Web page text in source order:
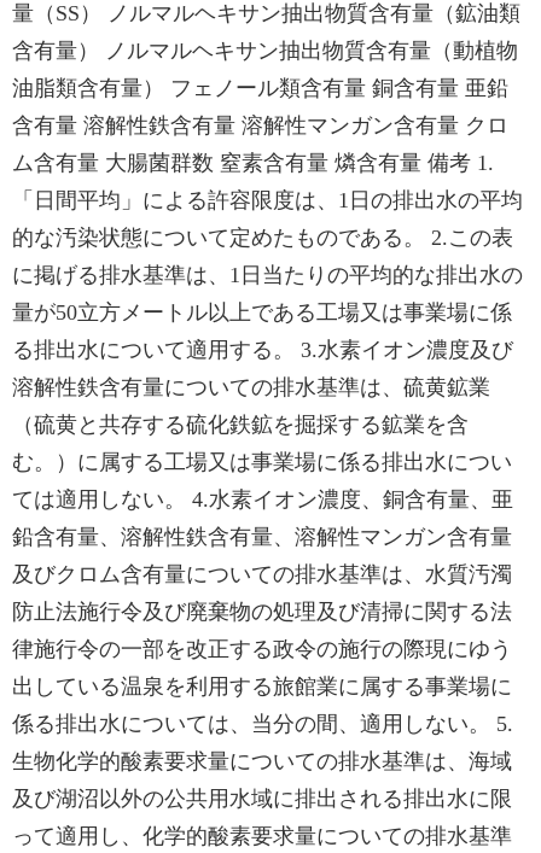
量（SS） ノルマルヘキサン抽出物質含有量（鉱油類
含有量） ノルマルヘキサン抽出物質含有量（動植物
油脂類含有量） フェノール類含有量 銅含有量 亜鉛
含有量 溶解性鉄含有量 溶解性マンガン含有量 クロ
ム含有量 大腸菌群数 窒素含有量 燐含有量 備考 1.
「日間平均」による許容限度は、1日の排出水の平均
的な汚染状態について定めたものである。 2.この表
に掲げる排水基準は、1日当たりの平均的な排出水の
量が50立方メートル以上である工場又は事業場に係
る排出水について適用する。 3.水素イオン濃度及び
溶解性鉄含有量についての排水基準は、硫黄鉱業
（硫黄と共存する硫化鉄鉱を掘採する鉱業を含
む。）に属する工場又は事業場に係る排出水につい
ては適用しない。 4.水素イオン濃度、銅含有量、亜
鉛含有量、溶解性鉄含有量、溶解性マンガン含有量
及びクロム含有量についての排水基準は、水質汚濁
防止法施行令及び廃棄物の処理及び清掃に関する法
律施行令の一部を改正する政令の施行の際現にゆう
出している温泉を利用する旅館業に属する事業場に
係る排出水については、当分の間、適用しない。 5.
生物化学的酸素要求量についての排水基準は、海域
及び湖沼以外の公共用水域に排出される排出水に限
って適用し、化学的酸素要求量についての排水基準